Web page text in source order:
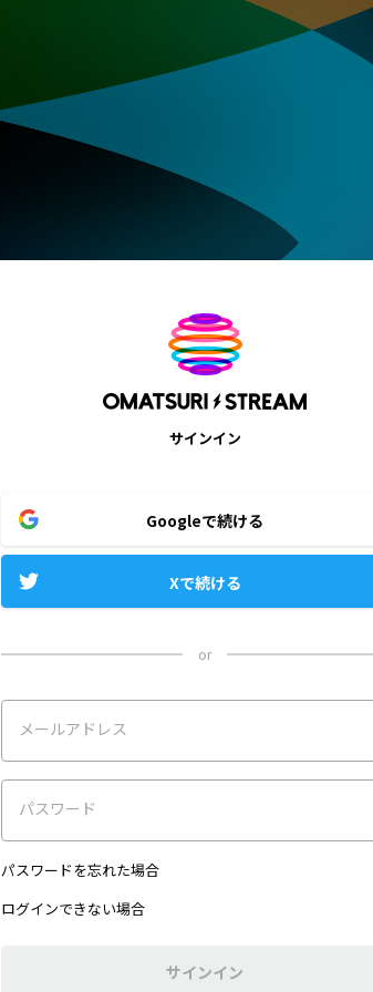
サインイン
Googleで続ける
Xで続ける
or
メールアドレス
パスワード
パスワードを忘れた場合
ログインできない場合
サインイン